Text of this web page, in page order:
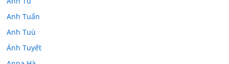
Anh Tuấn
Anh Tuù
Ánh Tuyết